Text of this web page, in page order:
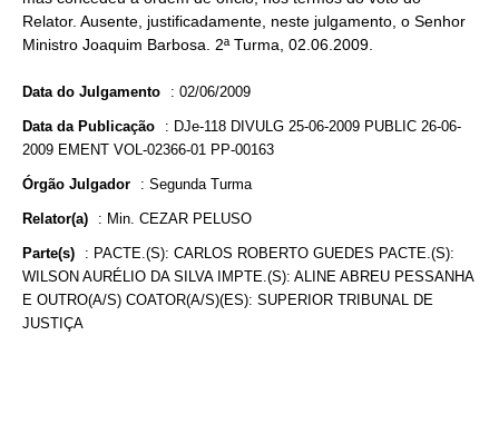
Relator. Ausente, justificadamente, neste julgamento, o Senhor
Ministro Joaquim Barbosa. 2ª Turma, 02.06.2009.
Data do Julgamento : 02/06/2009
Data da Publicação : DJe-118 DIVULG 25-06-2009 PUBLIC 26-06-
2009 EMENT VOL-02366-01 PP-00163
Órgão Julgador : Segunda Turma
Relator(a) : Min. CEZAR PELUSO
Parte(s) : PACTE.(S): CARLOS ROBERTO GUEDES PACTE.(S):
WILSON AURÉLIO DA SILVA IMPTE.(S): ALINE ABREU PESSANHA
E OUTRO(A/S) COATOR(A/S)(ES): SUPERIOR TRIBUNAL DE
JUSTIÇA